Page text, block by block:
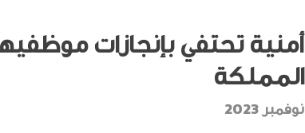
أمنية تحتفي بإنجازات
المملكة
نوفمبر 2023